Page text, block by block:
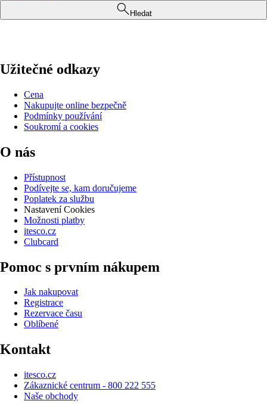
Hledat
Užitečné odkazy
Cena
Nakupujte online bezpečně
Podmínky používání
Soukromí a cookies
O nás
Přístupnost
Podívejte se, kam doručujeme
Poplatek za službu
Nastavení Cookies
Možnosti platby
itesco.cz
Clubcard
Pomoc s prvním nákupem
Jak nakupovat
Registrace
Rezervace času
Oblíbené
Kontakt
itesco.cz
Zákaznické centrum - 800 222 555
Naše obchody